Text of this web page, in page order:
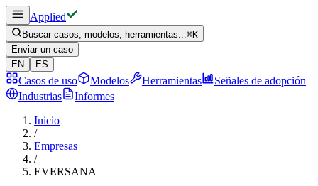
Applied
Buscar casos, modelos, herramientas...⌘K
Enviar un caso
EN
ES
Casos de uso Modelos Herramientas
Señales de adopción
Industrias
Informes
Inicio
/
Empresas
/
EVERSANA